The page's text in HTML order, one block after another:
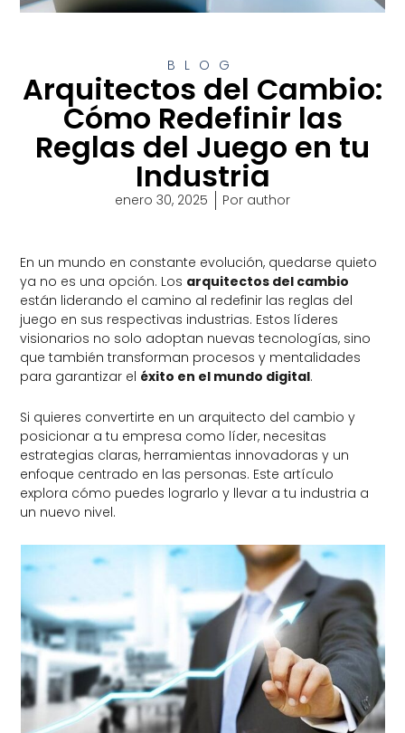
BLOG
Arquitectos del Cambio:
Cómo Redefinir las
Reglas del Juego en tu
Industria
enero 30, 2025 Por author
En un mundo en constante evolución, quedarse quieto
ya no es una opción. Los arquitectos del cambio
están liderando el camino al redefinir las reglas del
juego en sus respectivas industrias. Estos líderes
visionarios no solo adoptan nuevas tecnologías, sino
que también transforman procesos y mentalidades
para garantizar el éxito en el mundo digital.
Si quieres convertirte en un arquitecto del cambio y
posicionar a tu empresa como líder, necesitas
estrategias claras, herramientas innovadoras y un
enfoque centrado en las personas. Este artículo
explora cómo puedes lograrlo y llevar a tu industria a
un nuevo nivel.